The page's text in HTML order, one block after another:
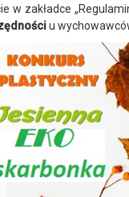
w zakładce
u